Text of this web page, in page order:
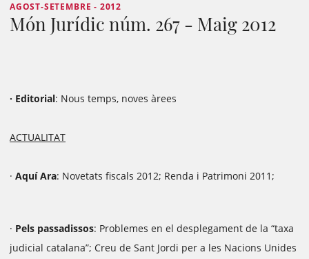
AGOST-SETEMBRE - 2012
Món Jurídic núm. 267 - Maig 2012
· Editorial: Nous temps, noves àrees
ACTUALITAT
· Aquí Ara: Novetats fiscals 2012; Renda i Patrimoni 2011;
· Pels passadissos: Problemes en el desplegament de la “taxa
judicial catalana”; Creu de Sant Jordi per a les Nacions Unides